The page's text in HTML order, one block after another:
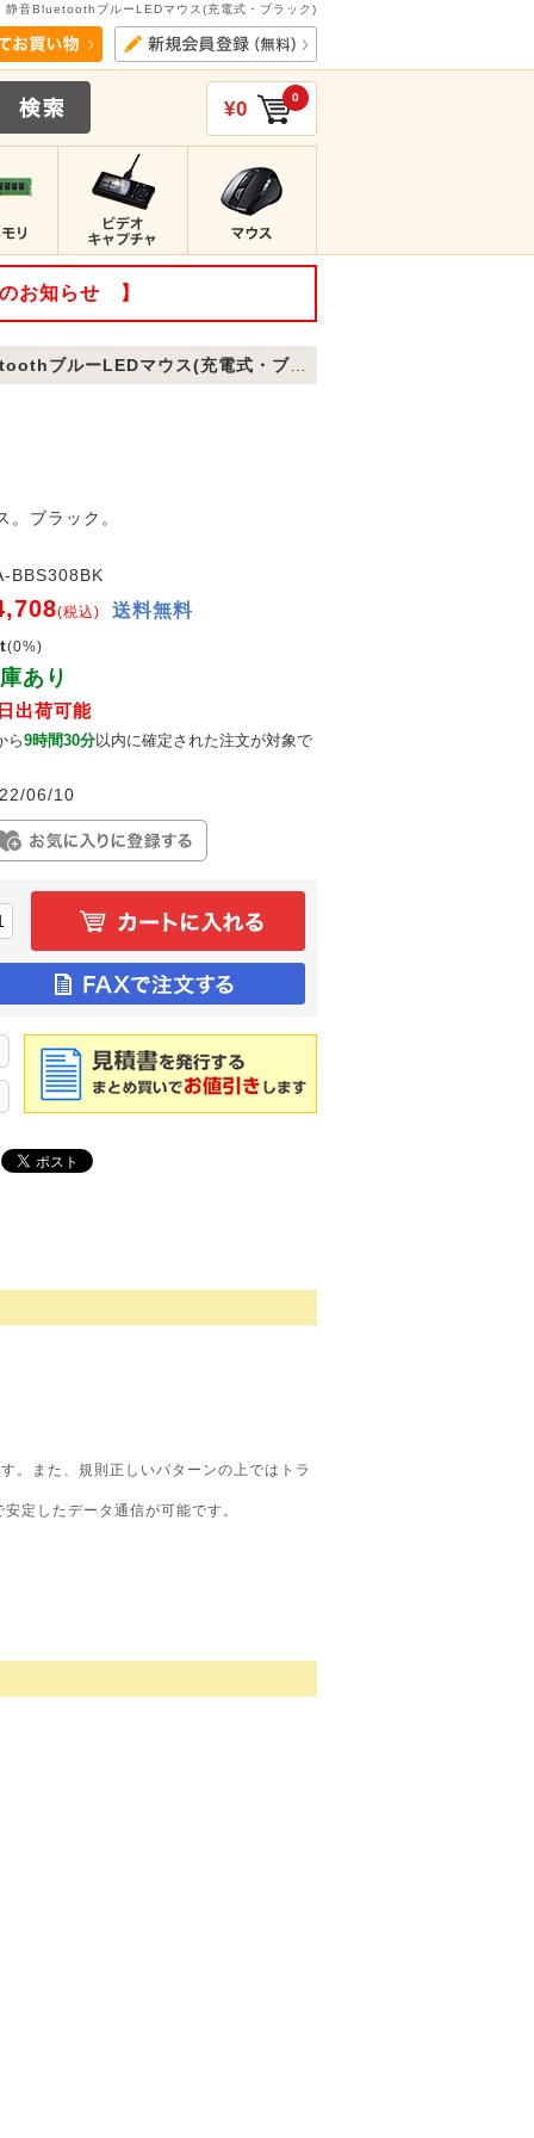
静音BluetoothブルーLEDマウス(充電式・ブラック)
¥0 0
お知らせ 】
ブルーLEDマウス(充電式・ブラック)
ブラック。
BBS308BK
(税込) 送料無料
(0%)
あり
出荷可能
ら9時間30分以内に確定された注文が対象で
06/10
。また、規則正しいパターンの上ではトラ
定したデータ通信が可能です。